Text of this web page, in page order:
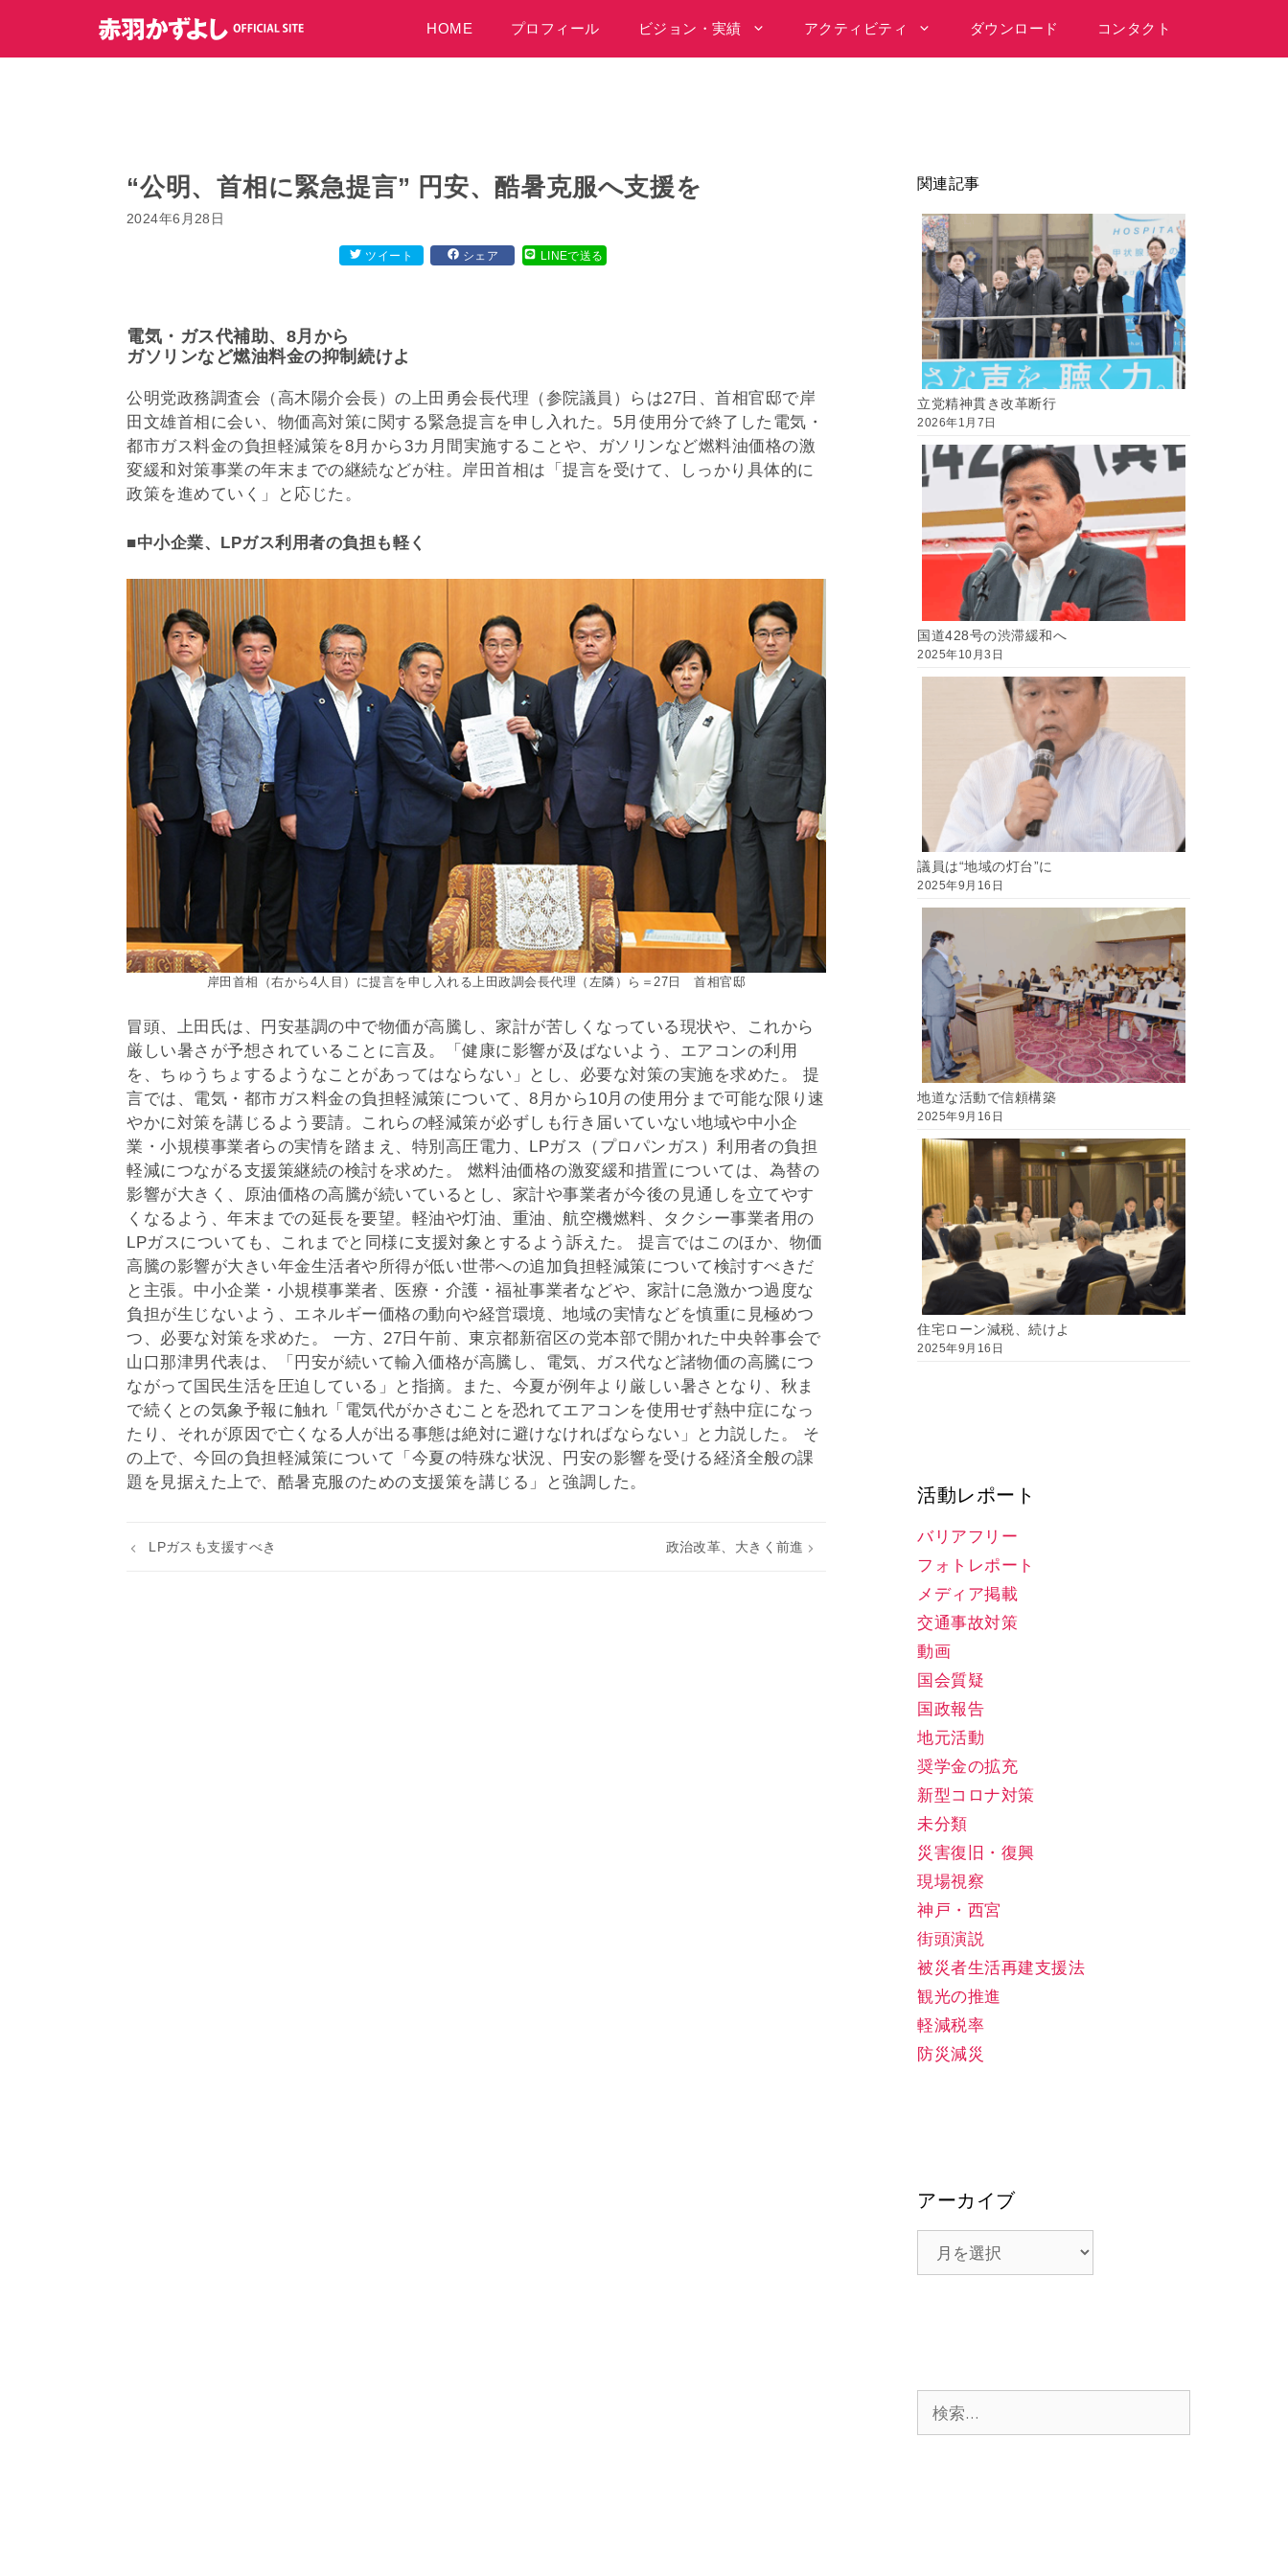
テ
HOME プロフィール ビジョン・実績 アクティビティ ダウンロード コンタクト
“公明、首相に緊急提言” 円安、酷暑克服へ支援を
2024年6月28日
ツイート シェア LINEで送る
電気・ガス代補助、8月から
ガソリンなど燃油料金の抑制続けよ
公明党政務調査会（高木陽介会長）の上田勇会長代理（参院議員）らは27日、首相官邸で岸
田文雄首相に会い、物価高対策に関する緊急提言を申し入れた。5月使用分で終了した電気・
都市ガス料金の負担軽減策を8月から3カ月間実施することや、ガソリンなど燃料油価格の激
変緩和対策事業の年末までの継続などが柱。岸田首相は「提言を受けて、しっかり具体的に
政策を進めていく」と応じた。
■中小企業、LPガス利用者の負担も軽く
岸田首相（右から4人目）に提言を申し入れる上田政調会長代理（左隣）ら＝27日 首相官邸
冒頭、上田氏は、円安基調の中で物価が高騰し、家計が苦しくなっている現状や、これから
厳しい暑さが予想されていることに言及。「健康に影響が及ばないよう、エアコンの利用
を、ちゅうちょするようなことがあってはならない」とし、必要な対策の実施を求めた。 提
言では、電気・都市ガス料金の負担軽減策について、8月から10月の使用分まで可能な限り速
やかに対策を講じるよう要請。これらの軽減策が必ずしも行き届いていない地域や中小企
業・小規模事業者らの実情を踏まえ、特別高圧電力、LPガス（プロパンガス）利用者の負担
軽減につながる支援策継続の検討を求めた。 燃料油価格の激変緩和措置については、為替の
影響が大きく、原油価格の高騰が続いているとし、家計や事業者が今後の見通しを立てやす
くなるよう、年末までの延長を要望。軽油や灯油、重油、航空機燃料、タクシー事業者用の
LPガスについても、これまでと同様に支援対象とするよう訴えた。 提言ではこのほか、物価
高騰の影響が大きい年金生活者や所得が低い世帯への追加負担軽減策について検討すべきだ
と主張。中小企業・小規模事業者、医療・介護・福祉事業者などや、家計に急激かつ過度な
負担が生じないよう、エネルギー価格の動向や経営環境、地域の実情などを慎重に見極めつ
つ、必要な対策を求めた。 一方、27日午前、東京都新宿区の党本部で開かれた中央幹事会で
山口那津男代表は、「円安が続いて輸入価格が高騰し、電気、ガス代など諸物価の高騰につ
ながって国民生活を圧迫している」と指摘。また、今夏が例年より厳しい暑さとなり、秋ま
で続くとの気象予報に触れ「電気代がかさむことを恐れてエアコンを使用せず熱中症になっ
たり、それが原因で亡くなる人が出る事態は絶対に避けなければならない」と力説した。 そ
の上で、今回の負担軽減策について「今夏の特殊な状況、円安の影響を受ける経済全般の課
題を見据えた上で、酷暑克服のための支援策を講じる」と強調した。
LPガスも支援すべき 政治改革、大きく前進
関連記事
立党精神貫き改革断行
2026年1月7日
国道428号の渋滞緩和へ
2025年10月3日
議員は“地域の灯台”に
2025年9月16日
地道な活動で信頼構築
2025年9月16日
住宅ローン減税、続けよ
2025年9月16日
活動レポート
バリアフリー
フォトレポート
メディア掲載
交通事故対策
動画
国会質疑
国政報告
地元活動
奨学金の拡充
新型コロナ対策
未分類
災害復旧・復興
現場視察
神戸・西宮
街頭演説
被災者生活再建支援法
観光の推進
軽減税率
防災減災
アーカイブ
索: